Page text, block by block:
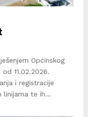
Općinskog
11.02.2026.
i registracije
linijama te ih...